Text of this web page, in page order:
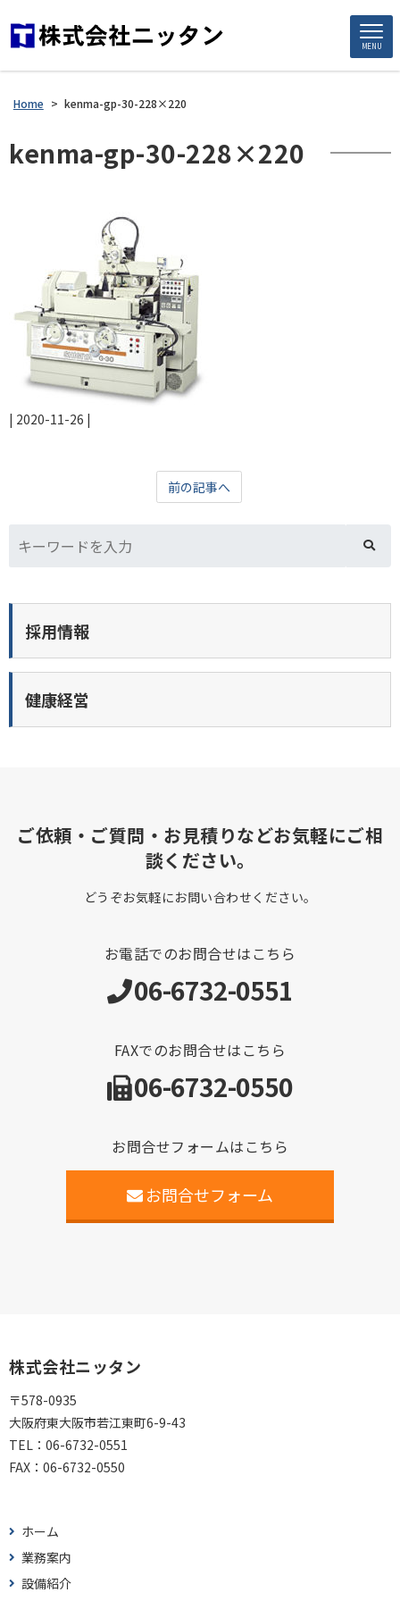
MENU
Home > kenma-gp-30-228×220
kenma-gp-30-228×220
| 2020-11-26 |
前の記事へ
採用情報
健康経営
ご依頼・ご質問・お見積りなどお気軽にご相
談ください。
どうぞお気軽にお問い合わせください。
お電話でのお問合せはこちら
06-6732-0551
FAXでのお問合せはこちら
06-6732-0550
お問合せフォームはこちら
お問合せフォーム
株式会社ニッタン
〒578-0935
大阪府東大阪市若江東町6-9-43
TEL： 06-6732-0551
FAX： 06-6732-0550
ホーム
業務案内
設備紹介